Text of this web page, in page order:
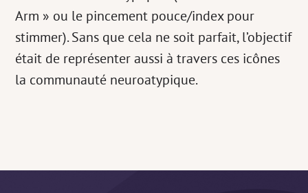
Arm » ou le pincement pouce/index pour
stimmer). Sans que cela ne soit parfait, l’objectif
était de représenter aussi à travers ces icônes
la communauté neuroatypique.